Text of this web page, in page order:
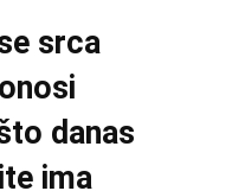
srca
danas
ima